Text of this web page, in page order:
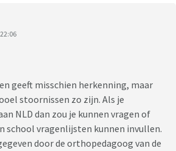
geeft misschien herkenning, maar
stoornissen zo zijn. Als je
NLD dan zou je kunnen vragen of
school vragenlijsten kunnen invullen.
door de orthopedagoog van de